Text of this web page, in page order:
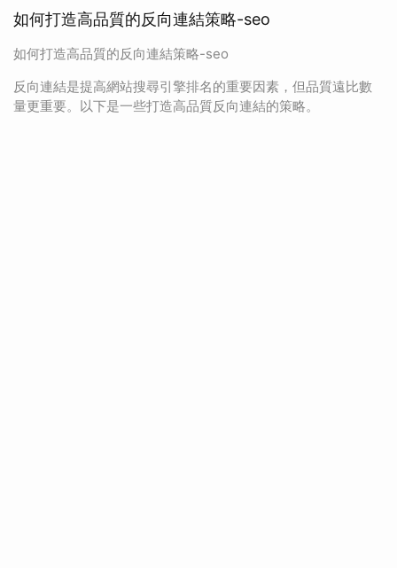
如何打造高品質的反向連結策略-seo
如何打造高品質的反向連結策略-seo
反向連結是提高網站搜尋引擎排名的重要因素，但品質遠比數
量更重要。以下是一些打造高品質反向連結的策略。